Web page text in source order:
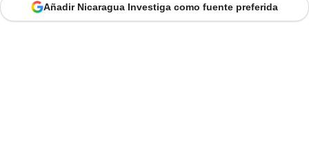
Añadir Nicaragua Investiga como fuente preferida